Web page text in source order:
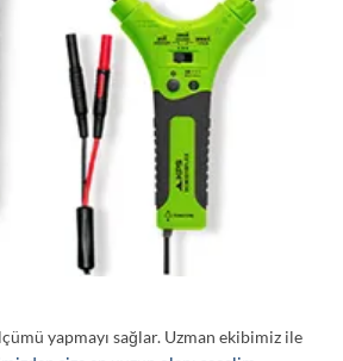
yapmayı sağlar. Uzman ekibimiz ile